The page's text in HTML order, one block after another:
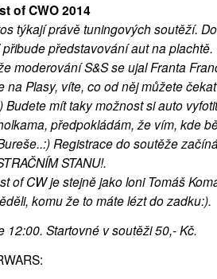
of CWO 2014
týkají právě tuningových soutěží. Do
představování aut na plachtě.
moderování S&S se ujal Franta
na Plasy, víte, co od něj můžete
Budete mít taky možnost si auto
předpokládám, že vím, kde
Registrace do soutěže
STANU!.
of CW je stejně jako loni Tomáš
komu že to máte lézt do zadku:).
12:00. Startovné v soutěži 50,- Kč.